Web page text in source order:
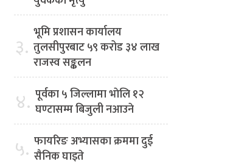
३. भूमि प्रशासन कार्यालय
तुलसीपुरबाट ५९ करोड ३४ लाख
राजस्व सङ्कलन
४. पूर्वका ५ जिल्लामा भाेलि १२
घण्टासम्म बिजुली नआउने
५. फायरिङ अभ्यासका क्रममा दुई
सैनिक घाइते